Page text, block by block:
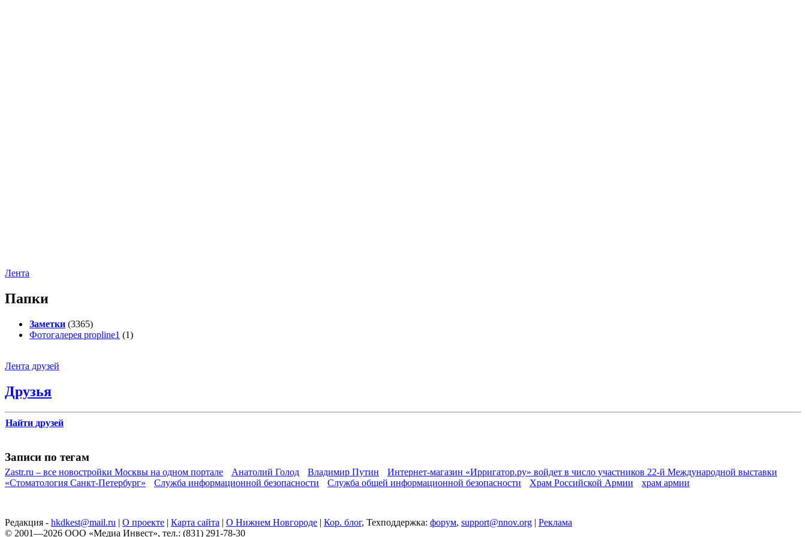
Лента
Папки
Заметки (3365)
Фотогалерея propline1 (1)
Лента друзей
Друзья
Найти друзей
Записи по тегам
Zastr.ru – все новостройки Москвы на одном портале Анатолий Голод Владимир Путин
Интернет-магазин «Ирригатор.ру» войдет в число участников 22-й Международной выставки
«Стоматология Санкт-Петербург»
Служба информационной безопасности Служба общей информационной безопасности Храм Российской Армии храм армии
Редакция - hkdkest@mail.ru | О проекте | Карта сайта | О Нижнем Новгороде | Кор. блог, Техподдержка: форум, support@nnov.org | Реклама
© 2001—2026 ООО «Медиа Инвест», тел.: (831) 291-78-30